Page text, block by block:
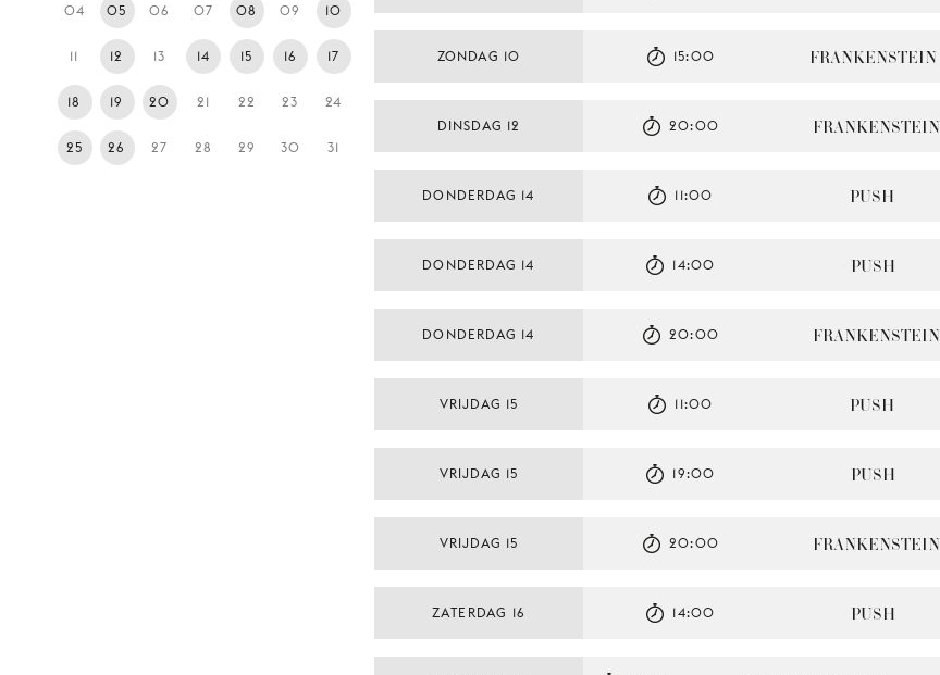
04 05 06 07 08 09 10
11 12 13 14 15 16 17
18 19 20 21 22 23 24
25 26 27 28 29 30 31
ZONDAG 10 FRANKENSTEIN
15:00
DINSDAG 12 FRANKENSTEIN
20:00
DONDERDAG 14 PUSH
11:00
DONDERDAG 14 PUSH
14:00
DONDERDAG 14 FRANKENSTEIN
20:00
VRIJDAG 15 PUSH
11:00
VRIJDAG 15 PUSH
19:00
VRIJDAG 15 FRANKENSTEIN
20:00
ZATERDAG 16 PUSH
14:00